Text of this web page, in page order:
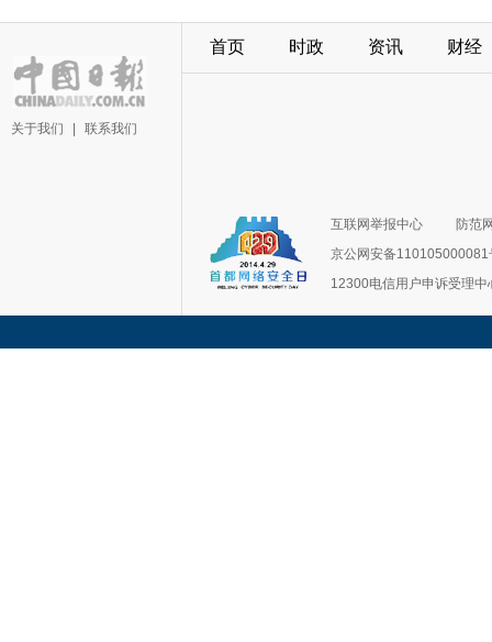
关于我们 联系我们
首页 时政 资讯 财经
互联网举报中心
防范
京公网安备110105000081
12300电信用户申诉受理中